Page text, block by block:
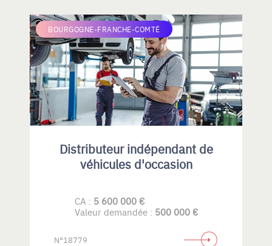
BOURGOGNE-FRANCHE-COMTÉ
Distributeur indépendant de
véhicules d'occasion
CA : 5 600 000 €
Valeur demandée : 500 000 €
N°18779